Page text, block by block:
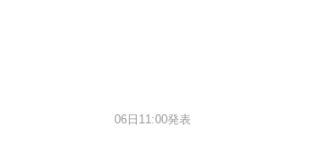
06日11:00発表